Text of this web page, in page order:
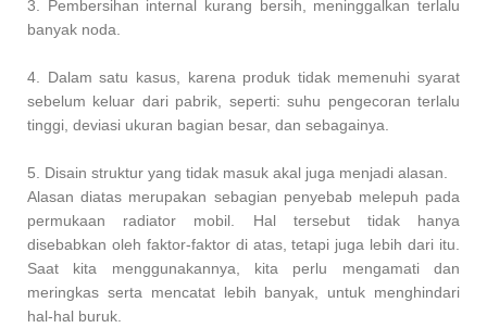
3. Pembersihan internal kurang bersih, meninggalkan terlalu
banyak noda.
4. Dalam satu kasus, karena produk tidak memenuhi syarat
sebelum keluar dari pabrik, seperti: suhu pengecoran terlalu
tinggi, deviasi ukuran bagian besar, dan sebagainya.
5. Disain struktur yang tidak masuk akal juga menjadi alasan.
Alasan diatas merupakan sebagian penyebab melepuh pada
permukaan radiator mobil. Hal tersebut tidak hanya
disebabkan oleh faktor-faktor di atas, tetapi juga lebih dari itu.
Saat kita menggunakannya, kita perlu mengamati dan
meringkas serta mencatat lebih banyak, untuk menghindari
hal-hal buruk.